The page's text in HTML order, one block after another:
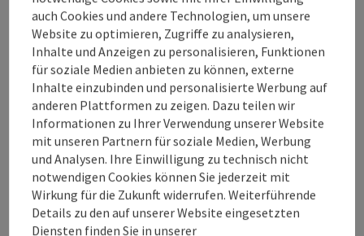
Kontakt
Öffnungszeiten
Anreise/Lage
Eignung
auch Cookies und andere Technologien, um unsere
Website zu optimieren, Zugriffe zu analysieren,
Inhalte und Anzeigen zu personalisieren, Funktionen
für soziale Medien anbieten zu können, externe
Inhalte einzubinden und personalisierte Werbung auf
anderen Plattformen zu zeigen. Dazu teilen wir
Informationen zu Ihrer Verwendung unserer Website
mit unseren Partnern für soziale Medien, Werbung
und Analysen. Ihre Einwilligung zu technisch nicht
notwendigen Cookies können Sie jederzeit mit
Wirkung für die Zukunft widerrufen. Weiterführende
Details zu den auf unserer Website eingesetzten
Diensten finden Sie in unserer